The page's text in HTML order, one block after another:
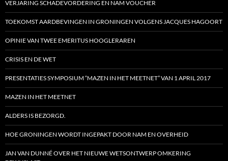
VERJARING SCHADEVORDERING EN NAM VOUCHER
TOEKOMST AARDBEVINGEN IN GRONINGEN VOLGENS JACQUES HAGOORT
OPINIE VAN TWEE EMERITUS HOOGLERAREN
CRISIS EN DE WET
PRESENTATIES SYMPOSIUM “MAZEN IN HET MEETNET” VAN 1 APRIL 2017
MAZEN IN HET MEETNET
ALDERS IS BEZORGD.
HOE GRONINGEN WORDT INGEPAKT DOOR NAM EN OVERHEID
JAN VAN DUNNÉ OVER HET NIEUWE WETSONTWERP OMKERING